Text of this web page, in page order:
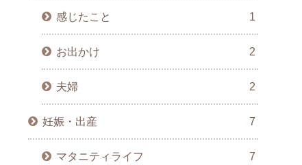
感じたこと 1
お出かけ 2
夫婦 2
妊娠・出産 7
マタニティライフ 7